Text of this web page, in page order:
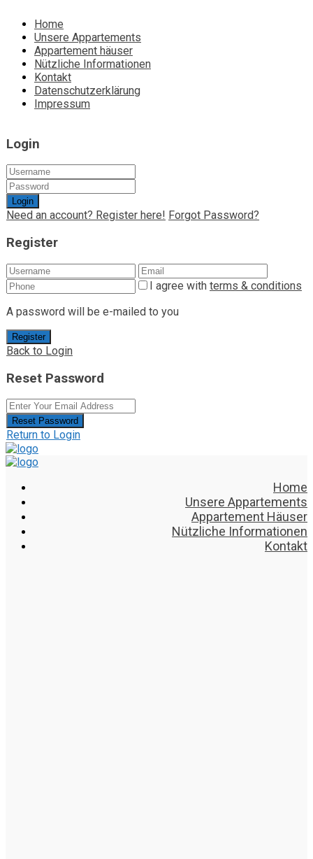
Home
Unsere Appartements
Appartement häuser
Nützliche Informationen
Kontakt
Datenschutzerklärung
Impressum
Login
Login
Need an account? Register here! Forgot Password?
Register
I agree with terms & conditions
A password will be e-mailed to you
Register
Back to Login
Reset Password
Reset Password
Return to Login
Home
Unsere Appartements
Appartement Häuser
Nützliche Informationen
Kontakt